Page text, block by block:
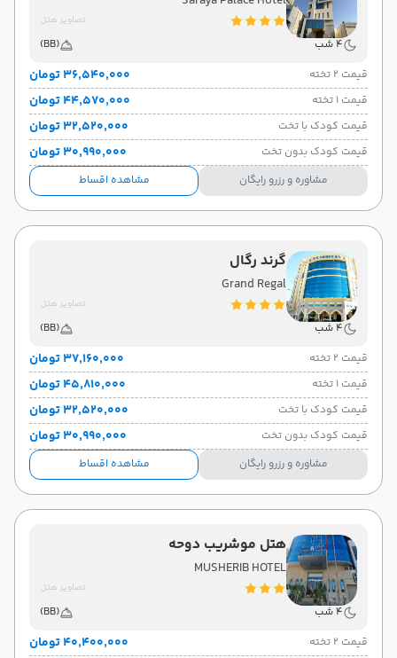
پایان سفر تهرانفرودگاه بین‌المللی امام خمینی IKA
حرکت: 15:10
تصاویر هتل
4 شب
(BB)
قیمت 2 تخته
۳۶٬۵۴۰٬۰۰۰ تومان
قیمت 1 تخته ۴۴٬۵۷۰٬۰۰۰ تومان
قیمت کودک با تخت ۳۲٬۵۲۰٬۰۰۰ تومان
قیمت کودک بدون تخت ۳۰٬۹۹۰٬۰۰۰ تومان
مشاوره و رزرو رایگان مشاهده اقساط
گرند رگال
Grand Regal
تصاویر هتل
4 شب
(BB)
قیمت 2 تخته
۳۷٬۱۶۰٬۰۰۰ تومان
قیمت 1 تخته ۴۵٬۸۱۰٬۰۰۰ تومان
قیمت کودک با تخت ۳۲٬۵۲۰٬۰۰۰ تومان
قیمت کودک بدون تخت ۳۰٬۹۹۰٬۰۰۰ تومان
مشاوره و رزرو رایگان مشاهده اقساط
هتل موشریب دوحه
MUSHERIB HOTEL
تصاویر هتل
4 شب
(BB)
قیمت 2 تخته
۴۰٬۴۰۰٬۰۰۰ تومان